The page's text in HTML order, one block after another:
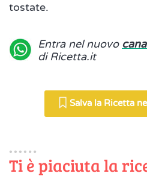
tostate.
Entra nel nuovo
di Ricetta.it
Salva la Ricetta
Ti è piaciuta la